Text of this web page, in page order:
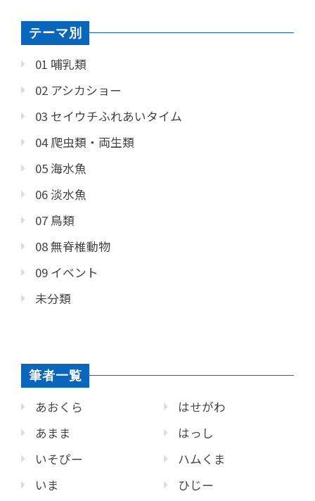
テーマ別
01 哺乳類
02 アシカショー
03 セイウチふれあいタイム
04 爬虫類・両生類
05 海水魚
06 淡水魚
07 鳥類
08 無脊椎動物
09 イベント
未分類
筆者一覧
あおくら
あまま
いそぴー
いま
はせがわ
はっし
ハムくま
ひじー